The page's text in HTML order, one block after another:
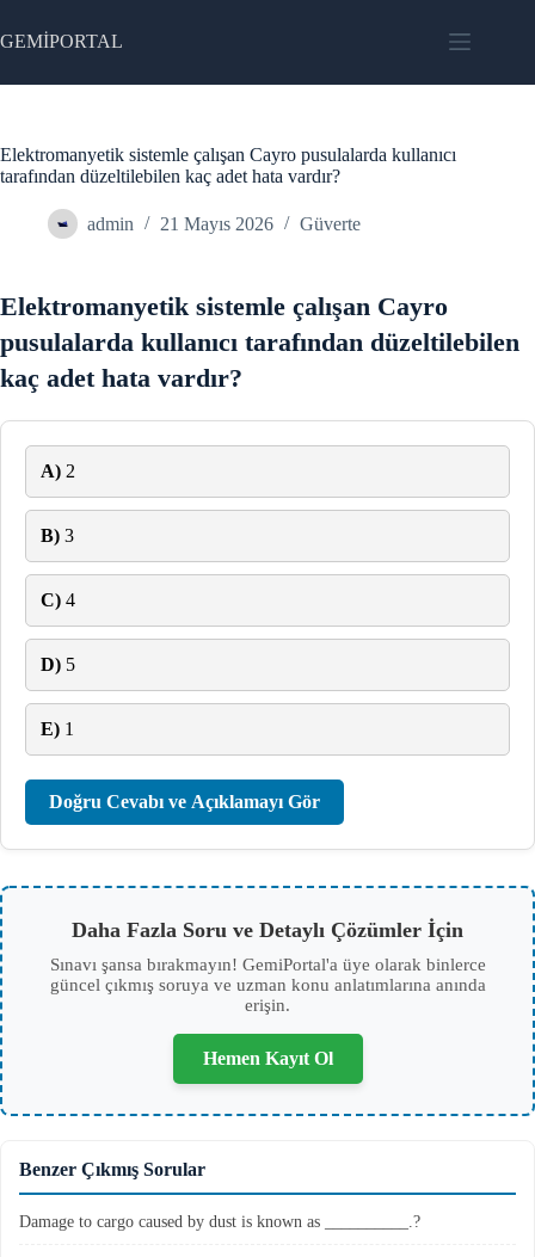
to
content
GEMİPORTAL
Elektromanyetik sistemle çalışan Cayro pusulalarda kullanıcı
tarafından düzeltilebilen kaç adet hata vardır?
admin 21 Mayıs 2026 Güverte
Elektromanyetik sistemle çalışan Cayro
pusulalarda kullanıcı tarafından düzeltilebilen
kaç adet hata vardır?
A) 2
B) 3
C) 4
D) 5
E) 1
Doğru Cevabı ve Açıklamayı Gör
Daha Fazla Soru ve Detaylı Çözümler İçin
Sınavı şansa bırakmayın! GemiPortal'a üye olarak binlerce
güncel çıkmış soruya ve uzman konu anlatımlarına anında
erişin.
Hemen Kayıt Ol
Benzer Çıkmış Sorular
Damage to cargo caused by dust is known as __________.?